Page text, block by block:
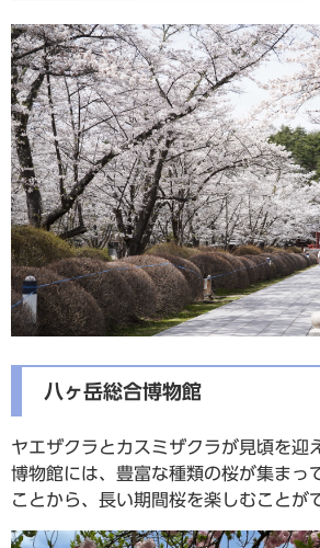
八ヶ岳総合博物館
ヤエザクラとカスミザクラが見頃を迎
博物館には、豊富な種類の桜が集まっ
ことから、長い期間桜を楽しむことが